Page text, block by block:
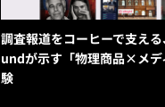
調査報道をコーヒーで支え
undが示す「物理商品×メデ
験